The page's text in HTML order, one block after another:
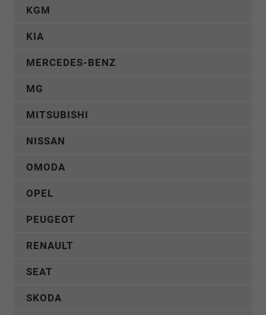
KGM
KIA
MERCEDES-BENZ
MG
MITSUBISHI
NISSAN
OMODA
OPEL
PEUGEOT
RENAULT
SEAT
SKODA